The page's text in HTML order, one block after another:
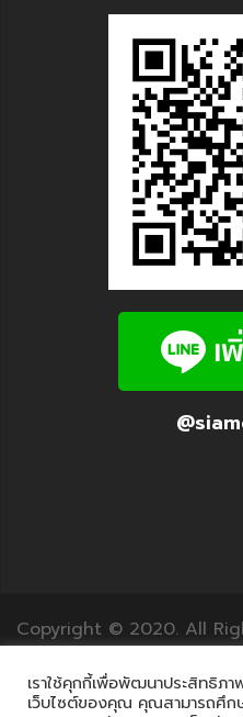
Copyright © 2020. All
Reserved.12Translation.com
เราใช้คุกกี้เพื่อพัฒนาประสิทธิภ
เว็บไซต์ของคุณ คุณสามารถศึก